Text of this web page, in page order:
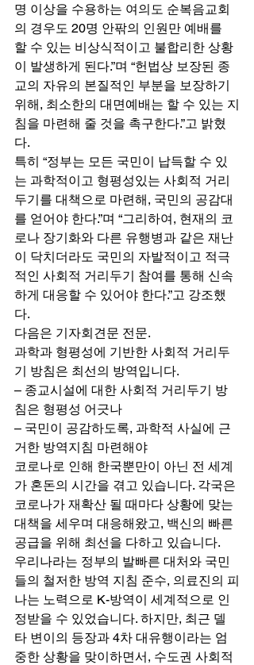
명 이상을 수용하는 여의도 순복음교회
의 경우도 20명 안팎의 인원만 예배를
할 수 있는 비상식적이고 불합리한 상황
이 발생하게 된다.”며 “헌법상 보장된 종
교의 자유의 본질적인 부분을 보장하기
위해, 최소한의 대면예배는 할 수 있는 지
침을 마련해 줄 것을 촉구한다.”고 밝혔
다.
특히 “정부는 모든 국민이 납득할 수 있
는 과학적이고 형평성있는 사회적 거리
두기를 대책으로 마련해, 국민의 공감대
를 얻어야 한다.”며 “그리하여, 현재의 코
로나 장기화와 다른 유행병과 같은 재난
이 닥치더라도 국민의 자발적이고 적극
적인 사회적 거리두기 참여를 통해 신속
하게 대응할 수 있어야 한다.”고 강조했
다.
다음은 기자회견문 전문.
과학과 형평성에 기반한 사회적 거리두
기 방침은 최선의 방역입니다.
– 종교시설에 대한 사회적 거리두기 방
침은 형평성 어긋나
– 국민이 공감하도록, 과학적 사실에 근
거한 방역지침 마련해야
코로나로 인해 한국뿐만이 아닌 전 세계
가 혼돈의 시간을 겪고 있습니다. 각국은
코로나가 재확산 될 때마다 상황에 맞는
대책을 세우며 대응해왔고, 백신의 빠른
공급을 위해 최선을 다하고 있습니다.
우리나라는 정부의 발빠른 대처와 국민
들의 철저한 방역 지침 준수, 의료진의 피
나는 노력으로 K-방역이 세계적으로 인
정받을 수 있었습니다. 하지만, 최근 델
타 변이의 등장과 4차 대유행이라는 엄
중한 상황을 맞이하면서, 수도권 사회적